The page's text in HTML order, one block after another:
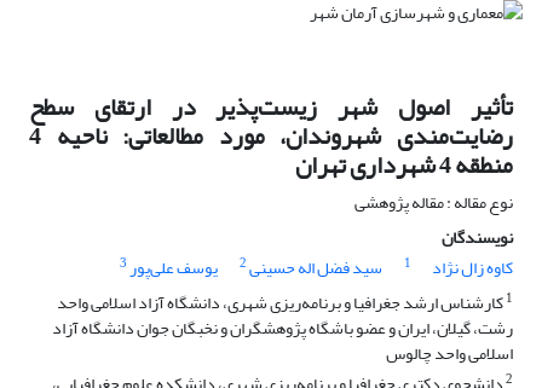
تأثیر اصول شهر زیست‌پذیر در ارتقای سطح
رضایت‌مندی شهروندان، مورد مطالعاتی: ناحیه 4
منطقه 4 شهرداری تهران
نوع مقاله : مقاله پژوهشی
نویسندگان
کاوه زال نژاد
1 سید فضل اله حسینی2 یوسف علی‌پور3
1کارشناس ارشد جغرافیا و برنامه‌ریزی شهری، دانشگاه آزاد اسلامی واحد
رشت، گیلان، ایران و عضو باشگاه پژوهشگران و نخبگان جوان دانشگاه آزاد
اسلامی واحد چالوس
2